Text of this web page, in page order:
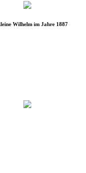
Wilhelm im Jahre 1887